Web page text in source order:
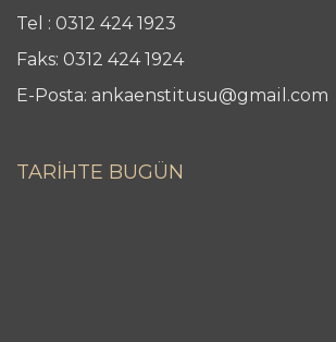
Tel : 0312 424 1923
Faks: 0312 424 1924
E-Posta: ankaenstitusu@gmail.com
TARİHTE BUGÜN